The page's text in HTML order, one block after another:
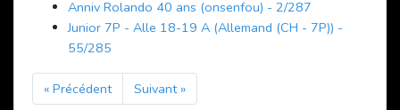
Anniv Rolando 40 ans (onsenfou) - 2/287
Junior 7P - Alle 18-19 A (Allemand (CH - 7P)) -
55/285
« Précédent Suivant »